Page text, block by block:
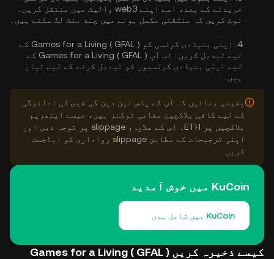
خریدنے کے بعد، اسے اپنے web3 والیٹ میں منتقل کریں۔
نوٹ کریں کہ منتقلی مکمل ہونے میں چند منٹ لگ سکتے ہیں۔
4.
اپنی بنیادی کرنسی کو Games for a Living ( GFAL ) کے
لیے تبدیل کریں :
اب آپ Games for a Living ( GFAL ) کے
لیے اپنی بنیادی کرنسیوں کو تبدیل کرنے کے لیے تیار
ہیں۔
یقینی بنائیں کہ آپ کے پاس لین دین کی فیس کی ادائیگی
کے لیے کافی بلاکچین مقامی ٹوکنز ہیں، جیسے ایتھریم
بلاکچین پر ETH۔ اس کے علاوہ، slippage پر توجہ دیں اور
اپنی ترجیحات کے مطابق slippage رواداری کو ایڈجسٹ
کریں۔
KuCoin میں خوش آمدید
KuCoin میں شامل ہوں
کیسے ذخیرہ کریں Games for a Living ( GFAL )